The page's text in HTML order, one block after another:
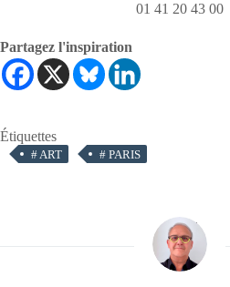
01 41 20 43 00
Partagez l'inspiration
Étiquettes
#ART # PARIS